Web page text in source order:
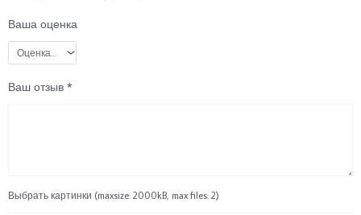
Ваша оценка
Ваш отзыв *
Выбрать картинки (maxsize: 2000kB, max files: 2)